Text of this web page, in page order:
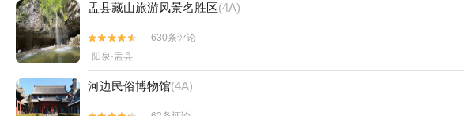
盂县藏山旅游风景名胜区(4A)


630条评论
阳泉·盂县
河边民俗博物馆(4A)